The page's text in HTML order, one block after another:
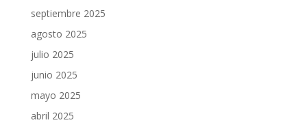
septiembre 2025
agosto 2025
julio 2025
junio 2025
mayo 2025
abril 2025